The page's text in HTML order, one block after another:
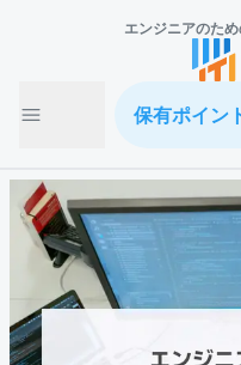
エンジニアのた
保有ポイン